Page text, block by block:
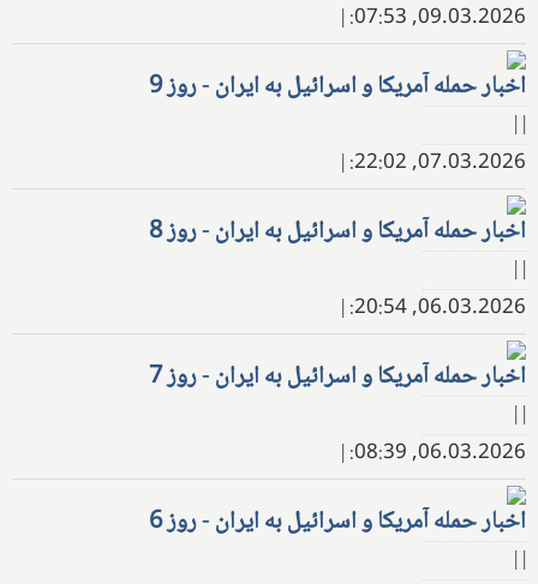
09.03.2026, 07:53:
|
اخبار حمله آمریکا و اسرائیل به ایران - روز 9
| |
07.03.2026, 22:02:
|
اخبار حمله آمریکا و اسرائیل به ایران - روز 8
| |
06.03.2026, 20:54:
|
اخبار حمله آمریکا و اسرائیل به ایران - روز 7
| |
06.03.2026, 08:39:
|
اخبار حمله آمریکا و اسرائیل به ایران - روز 6
| |